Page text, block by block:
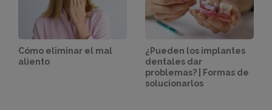
Cómo eliminar el mal
aliento
¿Pueden los implantes
dentales dar
problemas? | Formas de
solucionarlos